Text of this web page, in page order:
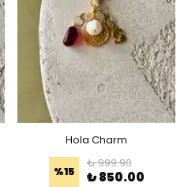
Hola Charm
%15
₺ 999.90
₺ 850.00